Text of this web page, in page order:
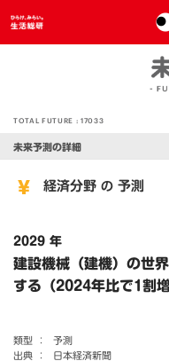
TOTAL FUTURE :17033
未来予測の詳細
経済分野 の 予測
2029 年
建設機械（建機）の世
する（2024年比で1割増
類型 ：
予測
出典 ：
日本経済新聞